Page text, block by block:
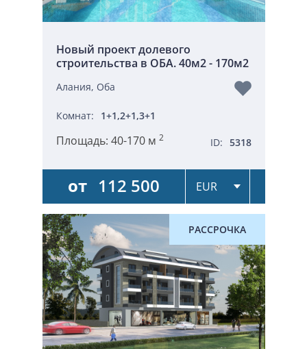
Новый проект долевого
строительства в ОБА. 40м2 - 170м2
Алания, Оба
Комнат: 1+1,2+1,3+1
Площадь: 40-170 м 2 ID: 5318
от 112 500
РАССРОЧКА